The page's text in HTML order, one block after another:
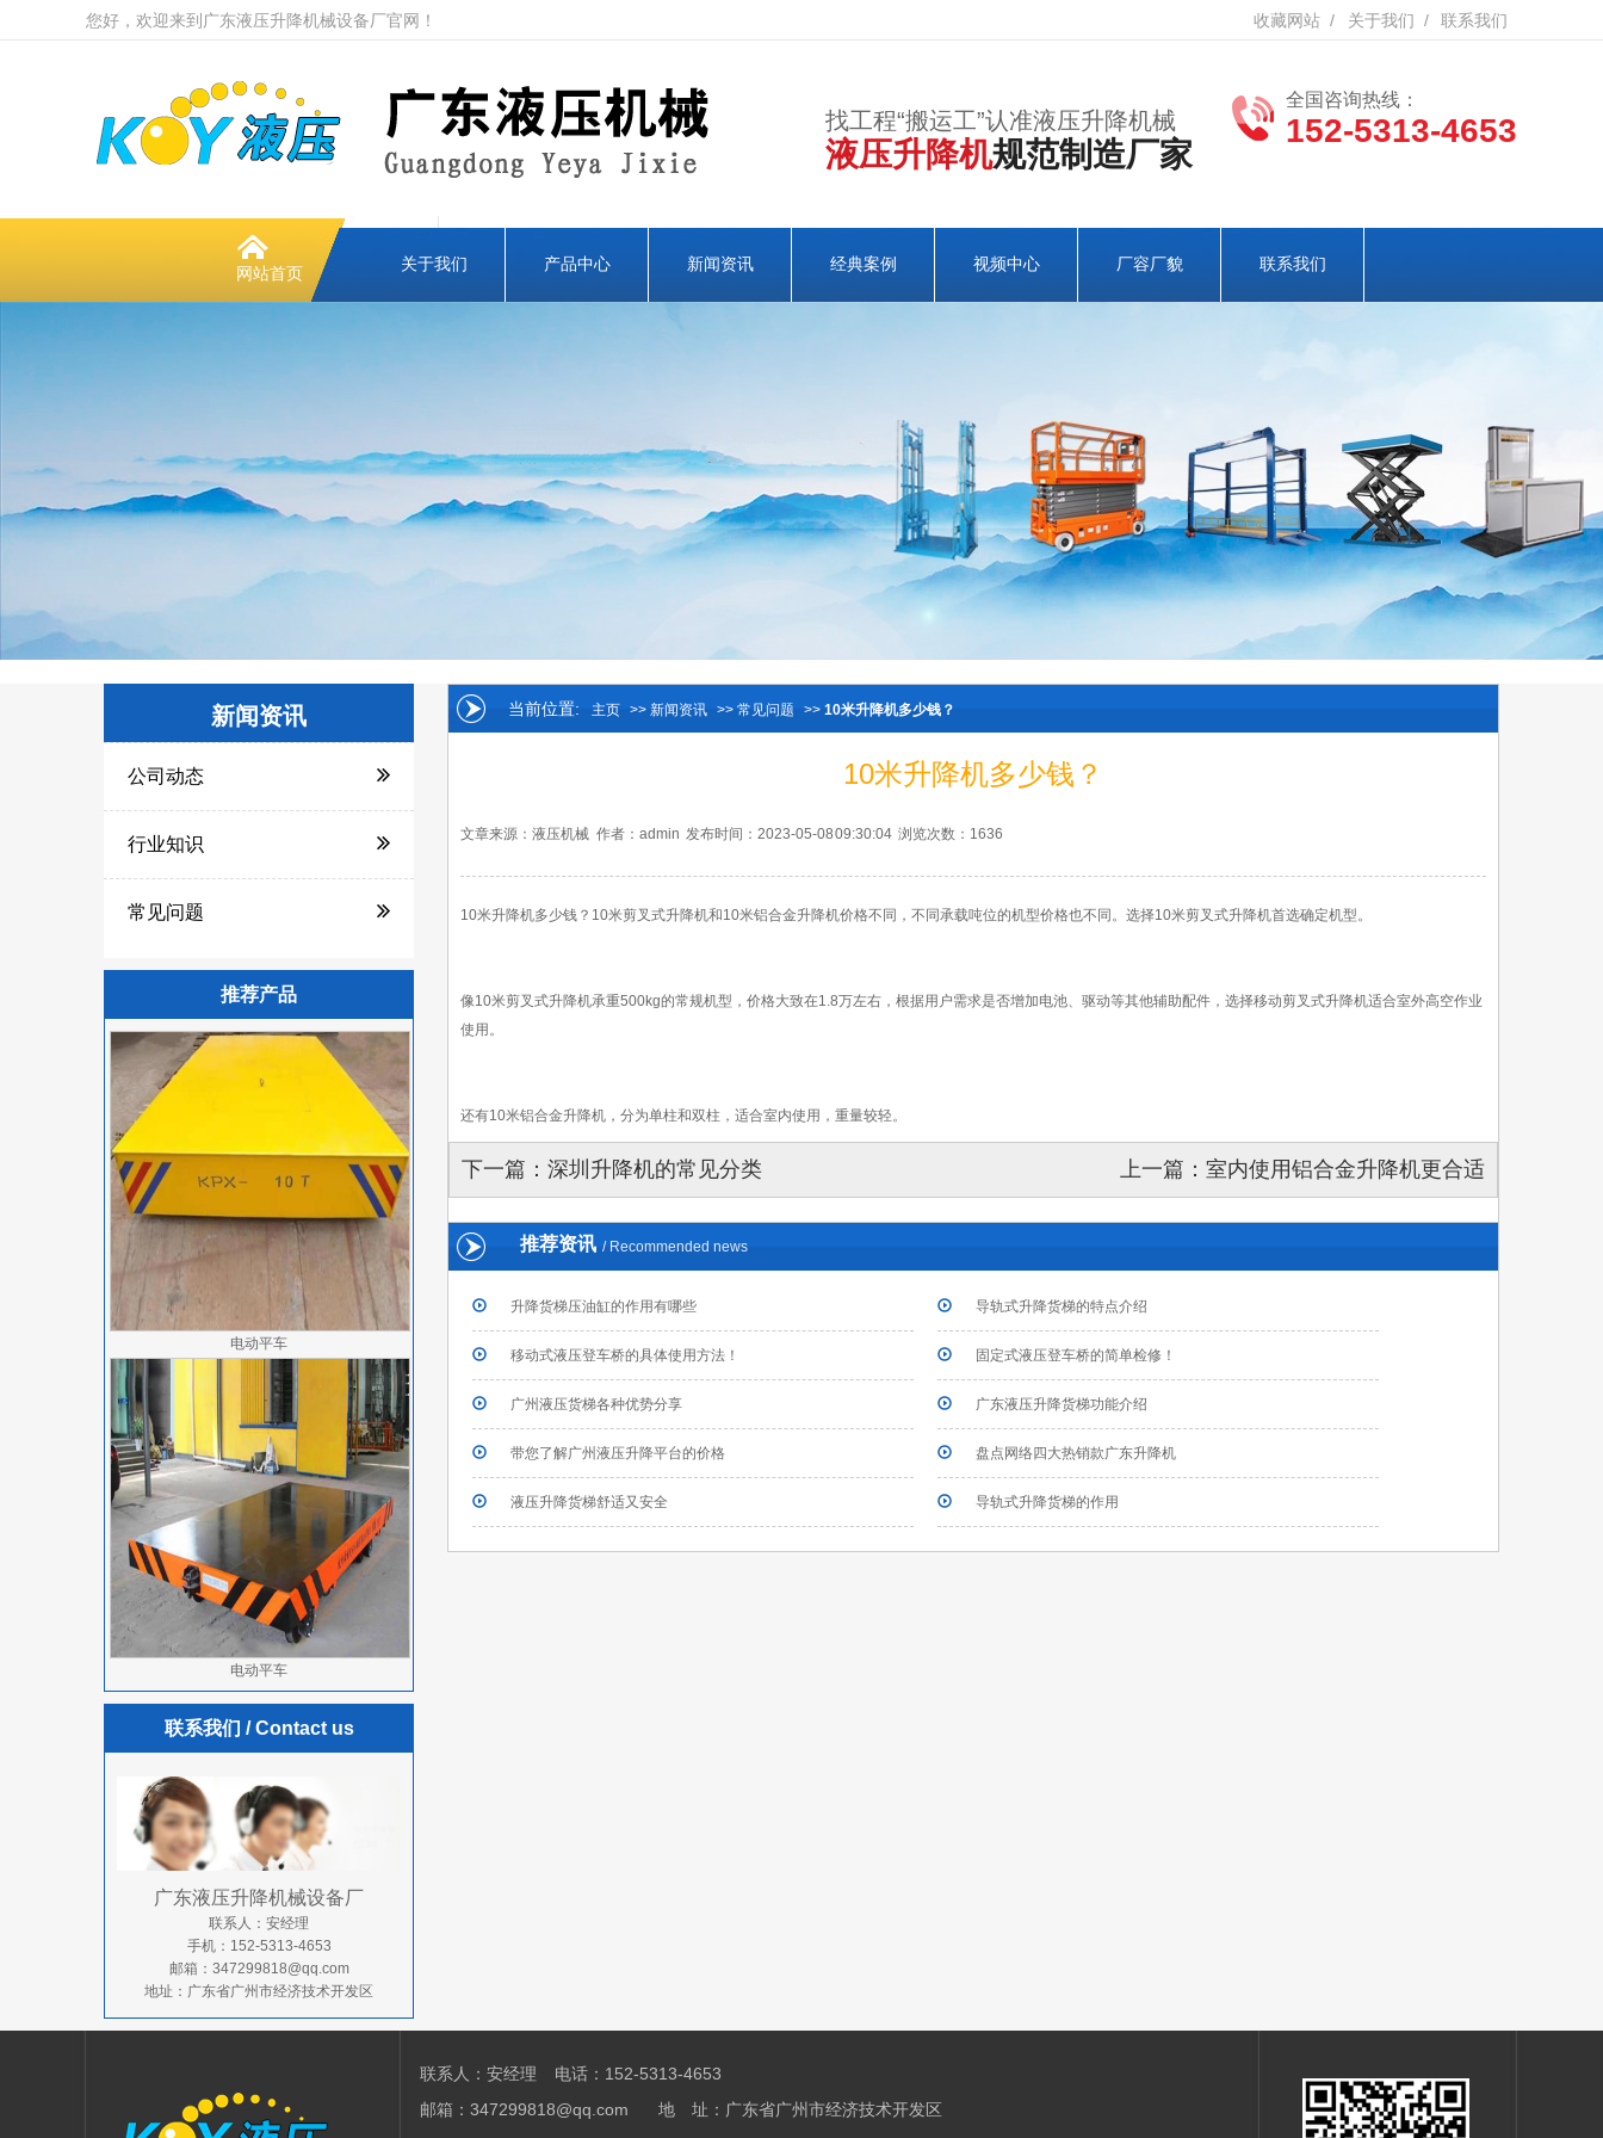
收藏网站 / 关于我们 / 联系我们
您好，欢迎来到广东液压升降机械设备厂官网！
找工程“搬运工”认准液压升降机械
液压升降机规范制造厂家
全国咨询热线：
152-5313-4653
网站首页
关于我们 产品中心 新闻资讯 经典案例 视频中心 厂容厂貌 联系我们
新闻资讯
公司动态
行业知识
常见问题
推荐产品
电动平车
电动平车
联系我们 / Contact us
广东液压升降机械设备厂
联系人：安经理
手机：152-5313-4653
邮箱：347299818@qq.com
地址：广东省广州市经济技术开发区
当前位置: 主页 >> 新闻资讯 >> 常见问题 >> 10米升降机多少钱？
10米升降机多少钱？
文章来源：液压机械 作者：admin 发布时间：2023-05-08 09:30:04 浏览次数：1636
10米升降机多少钱？10米剪叉式升降机和10米铝合金升降机价格不同，不同承载吨位的机型价格也不同。选择10米剪叉式升降机首选确定机型。
像10米剪叉式升降机承重500kg的常规机型，价格大致在1.8万左右，根据用户需求是否增加电池、驱动等其他辅助配件，选择移动剪叉式升降机适合室外高空作业
使用。
还有10米铝合金升降机，分为单柱和双柱，适合室内使用，重量较轻。
下一篇： 深圳升降机的常见分类 上一篇： 室内使用铝合金升降机更合适
推荐资讯 / Recommended news
升降货梯压油缸的作用有哪些 导轨式升降货梯的特点介绍
移动式液压登车桥的具体使用方法！ 固定式液压登车桥的简单检修！
广州液压货梯各种优势分享 广东液压升降货梯功能介绍
​带您了解广州液压升降平台的价格 盘点网络四大热销款广东升降机
液压升降货梯舒适又安全 导轨式升降货梯的作用
联系人：安经理 电话：152-5313-4653
邮箱：347299818@qq.com 地 址：广东省广州市经济技术开发区